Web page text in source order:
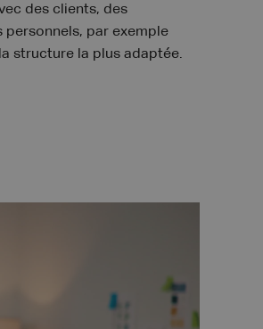
des clients, des
personnels, par exemple
structure la plus adaptée.